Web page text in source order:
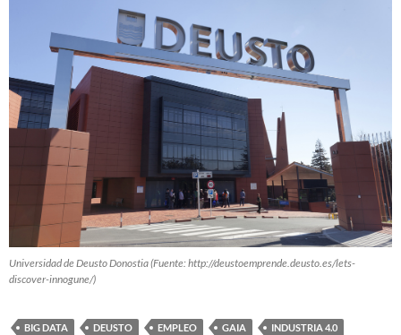
Universidad de Deusto Donostia (Fuente: http://deustoemprende.deusto.es/lets-
discover-innogune/)
BIG DATA DEUSTO EMPLEO GAIA
INDUSTRIA 4.0